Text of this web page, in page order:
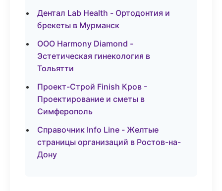
Дентал Lab Health - Ортодонтия и
брекеты в Мурманск
ООО Harmony Diamond -
Эстетическая гинекология в
Тольятти
Проект-Строй Finish Кров -
Проектирование и сметы в
Симферополь
Справочник Info Line - Желтые
страницы организаций в Ростов-на-
Дону